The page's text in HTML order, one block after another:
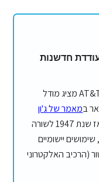
חדשנות
מקרה הבוחן של מעבדות Bell של חברת AT&T מציג מודל
במאמר של ג'ון
). מעבדות בל אחראיות מאז שנת 1947 לשורה
יישומיים
(הרכיב האלקטרוני